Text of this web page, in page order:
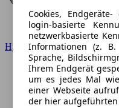
Hyundai
Cookies,
login-basierte
netzwerkbasierte
Informationen (z.
Sprache,
Ihrem Endgerät
um es jedes Mal
einer Webseite
der hier aufgeführten